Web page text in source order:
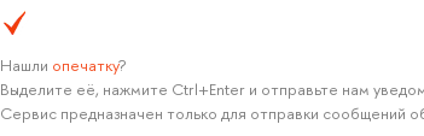
Нашли опечатку?
Выделите её, нажмите Ctrl+Enter и отправьте нам
Сервис предназначен только для отправки сообщений